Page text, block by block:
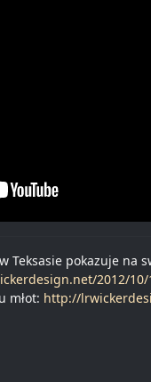
Teksasie pokazuje
2012/
młot: http://